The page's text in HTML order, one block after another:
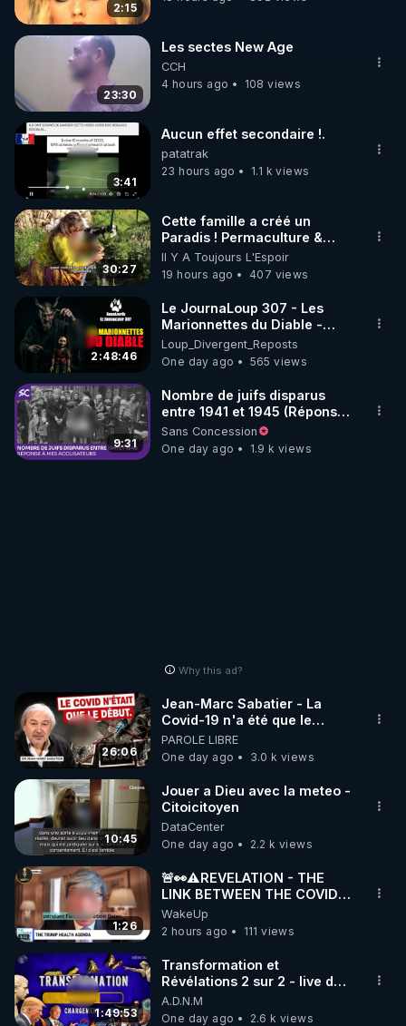
code : REGENERE10
▶ 30 jours gratuit sur l’application de méditation et
de bien-être ENVOL :
Rendez-vous sur https://www.envol.app/code
le code : REGENERE
2:15
23:30
Les sectes New Age
CCH
4 hours ago
108 views
3:41
Aucun effet secondaire !.
patatrak
23 hours ago
1.1 k views
30:27
Cette famille a créé un
Paradis ! Permaculture &
Autonomie
Il Y A Toujours L'Espoir
19 hours ago
407 views
2:48:46
Le JournaLoup 307 - Les
Marionnettes du Diable -
Loup Divergent 2026.08.07
Loup_Divergent_Reposts
One day ago
565 views
9:31
Nombre de juifs disparus
entre 1941 et 1945 (Réponse
à mes accusateurs)
Sans Concession
One day ago
1.9 k views
Why this ad?
26:06
Jean-Marc Sabatier - La
Covid-19 n'a été que le
début - L'ARNm & l'ARNm-aa
jusqu où auront-t-il ?
PAROLE LIBRE
One day ago
3.0 k views
10:45
Jouer a Dieu avec la meteo -
Citoicitoyen
DataCenter
One day ago
2.2 k views
1:26
🚨👀⚠️REVELATION - THE
LINK BETWEEN THE COVID
VACCINE AND CANCER -LIEN
VACCIN COVID ET CANCER
WakeUp
2 hours ago
111 views
1:49:53
Transformation et
Révélations 2 sur 2 - live du
07/08/26
A.D.N.M
One day ago
2.6 k views